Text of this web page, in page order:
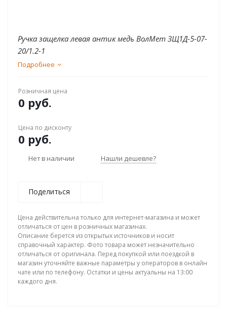
Ручка защелка левая антик медь ВолМет ЗЩ1Д-5-07-
20/1.2-1
Подробнее
Розничная цена
0 руб.
Цена по дисконту
0 руб.
Нет в наличии Нашли дешевле?
Поделиться
Цена действительна только для интернет-магазина и может
отличаться от цен в розничных магазинах.
Описание берется из открытых источников и носит
справочный характер. Фото товара может незначительно
отличаться от оригинала. Перед покупкой или поездкой в
магазин уточняйте важные параметры у операторов в онлайн
чате или по телефону. Остатки и цены актуальны на 13:00
каждого дня.